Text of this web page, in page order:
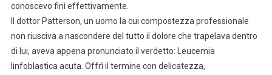
conoscevo finì effettivamente.
Il dottor Patterson, un uomo la cui compostezza professionale
non riusciva a nascondere del tutto il dolore che trapelava dentro
di lui, aveva appena pronunciato il verdetto: Leucemia
linfoblastica acuta. Offrì il termine con delicatezza,